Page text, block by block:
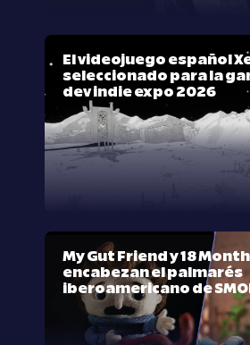
El videojuego español
seleccionado para la
dev indie expo 2026
My Gut Friend y 18
encabezan el palmarés
iberoamericano de